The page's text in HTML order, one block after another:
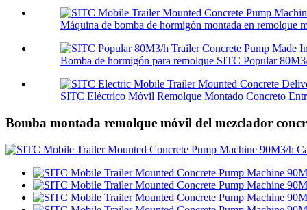
Máquina de bomba de hormigón montada en remolque
Bomba de hormigón para remolque SITC Popular
SITC Eléctrico Móvil Remolque Montado Concreto
Bomba montada remolque móvil del mezclador